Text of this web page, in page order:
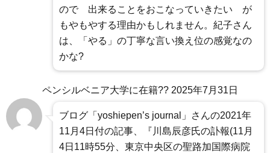
ので 出来ることをおこなっていきたい が
もやもやする理由かもしれません。紀子さん
は、「やる」の丁寧な言い換え位の感覚なの
かな?
ペンシルベニア大学に在籍?? 2025年7月31日
ブログ「yoshiepen’s journal」さんの2021年
11月4日付の記事、『川島辰彦氏の訃報(11月
4日11時55分、東京中央区の聖路加国際病院